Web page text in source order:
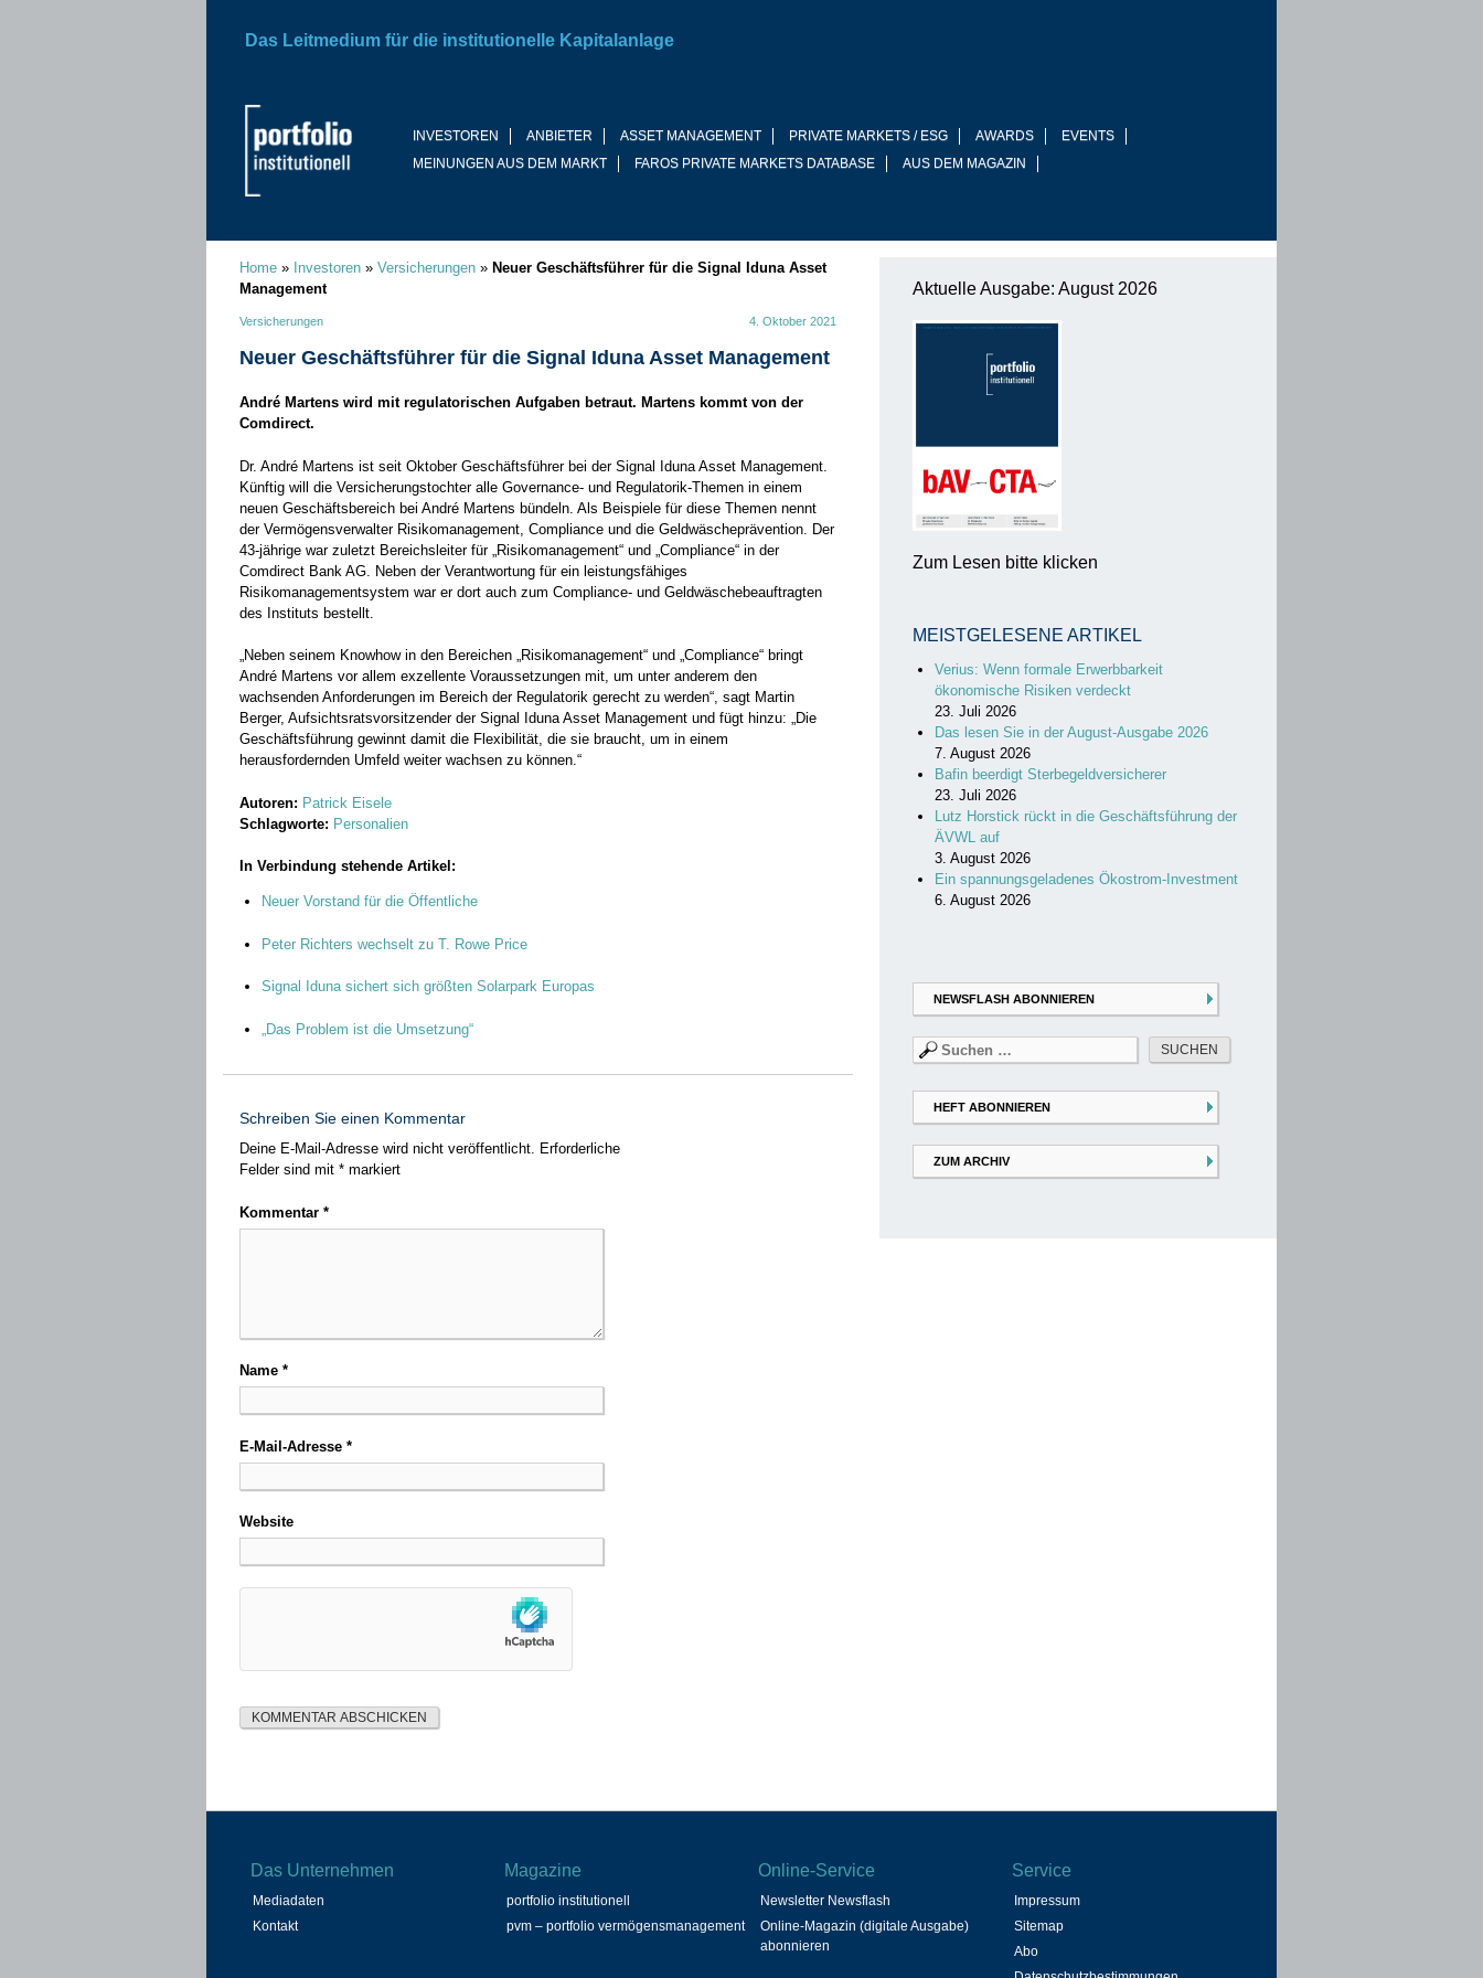
INVESTOREN ANBIETER ASSET MANAGEMENT PRIVATE MARKETS / ESG AWARDS
EVENTS
MEINUNGEN AUS DEM MARKT
FAROS PRIVATE MARKETS DATABASE AUS DEM MAGAZIN
Das Leitmedium für die institutionelle Kapitalanlage
Home » Investoren » Versicherungen » Neuer Geschäftsführer für die Signal Iduna Asset
Management
Versicherungen 4. Oktober 2021
Neuer Geschäftsführer für die Signal Iduna Asset Management
André Martens wird mit regulatorischen Aufgaben betraut. Martens kommt von der
Comdirect.
Dr. André Martens ist seit Oktober Geschäftsführer bei der Signal Iduna Asset Management.
Künftig will die Versicherungstochter alle Governance- und Regulatorik-Themen in einem
neuen Geschäftsbereich bei André Martens bündeln. Als Beispiele für diese Themen nennt
der Vermögensverwalter Risikomanagement, Compliance und die Geldwäscheprävention. Der
43-jährige war zuletzt Bereichsleiter für „Risikomanagement“ und „Compliance“ in der
Comdirect Bank AG. Neben der Verantwortung für ein leistungsfähiges
Risikomanagementsystem war er dort auch zum Compliance- und Geldwäschebeauftragten
des Instituts bestellt.
„Neben seinem Knowhow in den Bereichen „Risikomanagement“ und „Compliance“ bringt
André Martens vor allem exzellente Voraussetzungen mit, um unter anderem den
wachsenden Anforderungen im Bereich der Regulatorik gerecht zu werden“, sagt Martin
Berger, Aufsichtsratsvorsitzender der Signal Iduna Asset Management und fügt hinzu: „Die
Geschäftsführung gewinnt damit die Flexibilität, die sie braucht, um in einem
herausfordernden Umfeld weiter wachsen zu können.“
Autoren: Patrick Eisele
Schlagworte: Personalien
In Verbindung stehende Artikel:
Neuer Vorstand für die Öffentliche
Peter Richters wechselt zu T. Rowe Price
Signal Iduna sichert sich größten Solarpark Europas
„Das Problem ist die Umsetzung“
Schreiben Sie einen Kommentar
Deine E-Mail-Adresse wird nicht veröffentlicht. Erforderliche
Felder sind mit * markiert
Kommentar *
Name *
E-Mail-Adresse *
Website
Aktuelle Ausgabe: August 2026
Zum Lesen bitte klicken
MEISTGELESENE ARTIKEL
Verius: Wenn formale Erwerbbarkeit
ökonomische Risiken verdeckt
23. Juli 2026
Das lesen Sie in der August-Ausgabe 2026
7. August 2026
Bafin beerdigt Sterbegeldversicherer
23. Juli 2026
Lutz Horstick rückt in die Geschäftsführung der
ÄVWL auf
3. August 2026
Ein spannungsgeladenes Ökostrom-Investment
6. August 2026
NEWSFLASH ABONNIEREN
Suchen
nach:
HEFT ABONNIEREN
ZUM ARCHIV
Das Unternehmen
Mediadaten
Kontakt
Magazine
portfolio institutionell
pvm – portfolio vermögensmanagement
Online-Service
Newsletter Newsflash
Online-Magazin (digitale Ausgabe)
abonnieren
Service
Impressum
Sitemap
Abo